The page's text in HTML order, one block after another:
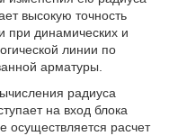
высокую точность
при динамических и
линии по
арматуры.
радиуса
на вход блока
осуществляется расчет